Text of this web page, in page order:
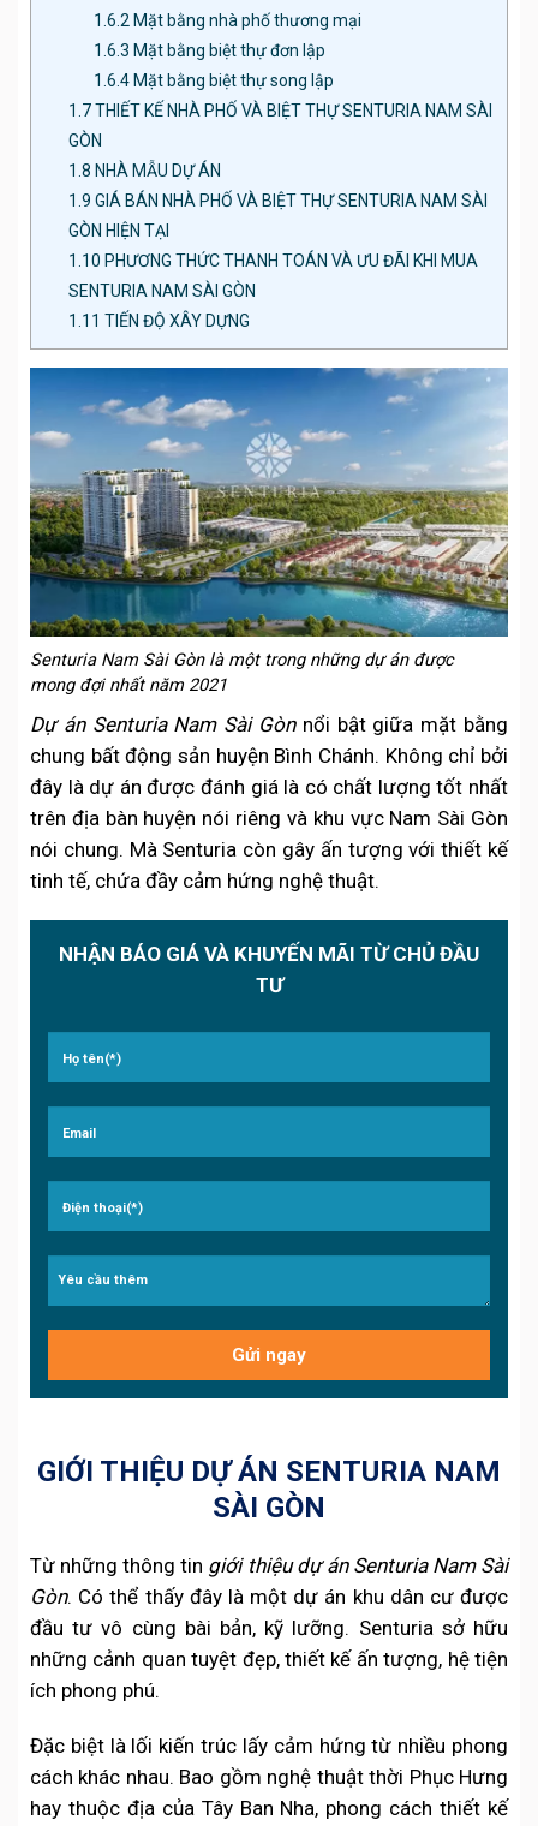
1.6.2 Mặt bằng nhà phố thương mại
1.6.3 Mặt bằng biệt thự đơn lập
1.6.4 Mặt bằng biệt thự song lập
1.7THIẾT KẾ NHÀ PHỐ VÀ BIỆT THỰ SENTURIA NAM SÀI
GÒN
1.8 NHÀ MẪU DỰ ÁN
1.9 GIÁ BÁN NHÀ PHỐ VÀ BIỆT THỰ SENTURIA NAM SÀI
GÒN HIỆN TẠI
1.10 PHƯƠNG THỨC THANH TOÁN VÀ ƯU ĐÃI KHI MUA
SENTURIA NAM SÀI GÒN
1.11 TIẾN ĐỘ XÂY DỰNG
Senturia Nam Sài Gòn là một trong những dự án được
mong đợi nhất năm 2021
Dự án Senturia Nam Sài Gònnổi bật giữa mặt bằng
chung bất động sản huyện Bình Chánh. Không chỉ bởi
đây là dự án được đánh giá là có chất lượng tốt nhất
trên địa bàn huyện nói riêng và khu vực Nam Sài Gòn
nói chung. Mà Senturia còn gây ấn tượng với thiết kế
tinh tế, chứa đầy cảm hứng nghệ thuật.
NHẬN BÁO GIÁ VÀ KHUYẾN MÃI TỪ CHỦ ĐẦU
TƯ
GIỚI THIỆU DỰ ÁN SENTURIA NAM
SÀI GÒN
Từ những thông tin giới thiệu dự án Senturia Nam Sài
Gòn. Có thể thấy đây là một dự án khu dân cư được
đầu tư vô cùng bài bản, kỹ lưỡng. Senturia sở hữu
những cảnh quan tuyệt đẹp, thiết kế ấn tượng, hệ tiện
ích phong phú.
Đặc biệt là lối kiến trúc lấy cảm hứng từ nhiều phong
cách khác nhau. Bao gồm nghệ thuật thời Phục Hưng
hay thuộc địa của Tây Ban Nha, phong cách thiết kế